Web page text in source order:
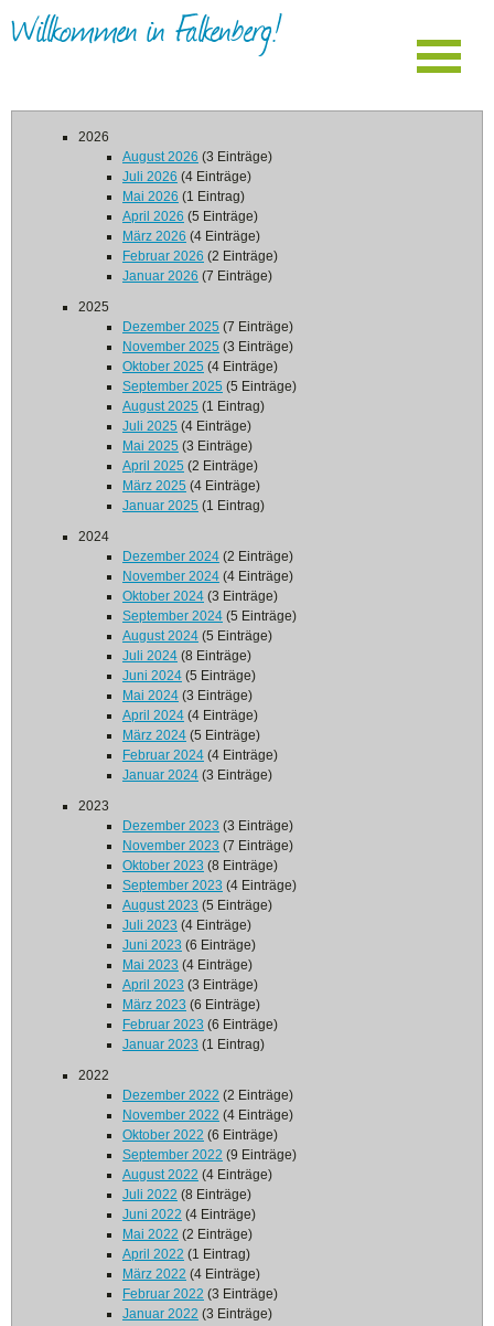
Willkommen in Falkenberg!
2026
August 2026 (3 Einträge)
Juli 2026 (4 Einträge)
Mai 2026 (1 Eintrag)
April 2026 (5 Einträge)
März 2026 (4 Einträge)
Februar 2026 (2 Einträge)
Januar 2026 (7 Einträge)
2025
Dezember 2025 (7 Einträge)
November 2025 (3 Einträge)
Oktober 2025 (4 Einträge)
September 2025 (5 Einträge)
August 2025 (1 Eintrag)
Juli 2025 (4 Einträge)
Mai 2025 (3 Einträge)
April 2025 (2 Einträge)
März 2025 (4 Einträge)
Januar 2025 (1 Eintrag)
2024
Dezember 2024 (2 Einträge)
November 2024 (4 Einträge)
Oktober 2024 (3 Einträge)
September 2024 (5 Einträge)
August 2024 (5 Einträge)
Juli 2024 (8 Einträge)
Juni 2024 (5 Einträge)
Mai 2024 (3 Einträge)
April 2024 (4 Einträge)
März 2024 (5 Einträge)
Februar 2024 (4 Einträge)
Januar 2024 (3 Einträge)
2023
Dezember 2023 (3 Einträge)
November 2023 (7 Einträge)
Oktober 2023 (8 Einträge)
September 2023 (4 Einträge)
August 2023 (5 Einträge)
Juli 2023 (4 Einträge)
Juni 2023 (6 Einträge)
Mai 2023 (4 Einträge)
April 2023 (3 Einträge)
März 2023 (6 Einträge)
Februar 2023 (6 Einträge)
Januar 2023 (1 Eintrag)
2022
Dezember 2022 (2 Einträge)
November 2022 (4 Einträge)
Oktober 2022 (6 Einträge)
September 2022 (9 Einträge)
August 2022 (4 Einträge)
Juli 2022 (8 Einträge)
Juni 2022 (4 Einträge)
Mai 2022 (2 Einträge)
April 2022 (1 Eintrag)
März 2022 (4 Einträge)
Februar 2022 (3 Einträge)
Januar 2022 (3 Einträge)